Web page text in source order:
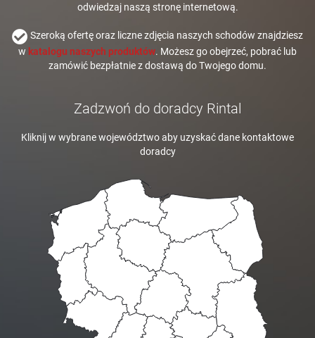
odwiedzaj naszą stronę internetową.
Szeroką ofertę oraz liczne zdjęcia naszych schodów znajdziesz
w katalogu naszych produktów. Możesz go obejrzeć, pobrać lub
zamówić bezpłatnie z dostawą do Twojego domu.
Zadzwoń do doradcy Rintal
Kliknij w wybrane województwo aby uzyskać dane kontaktowe
doradcy